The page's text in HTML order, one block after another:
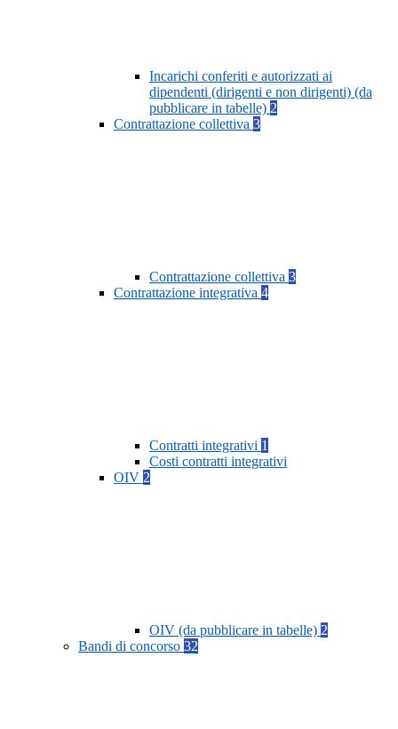
Incarichi conferiti e autorizzati ai
dipendenti (dirigenti e non dirigenti) (da
pubblicare in tabelle) 2
Contrattazione collettiva 3
Contrattazione collettiva 3
Contrattazione integrativa 4
Contratti integrativi 1
Costi contratti integrativi
OIV 2
OIV (da pubblicare in tabelle) 2
Bandi di concorso 32